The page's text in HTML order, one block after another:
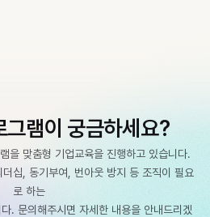
그램이 궁금하세요?
을 맞춤형 기업교육을 진행하고 있습니다.
십, 동기부여, 번아웃 방지 등 조직이 필요
로 하는
. 문의해주시면 자세한 내용을 안내드리겠